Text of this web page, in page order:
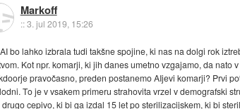
Markoff
::3. jul 2019, 15:26
bo lahko izbrala tudi takšne spojine, ki nas na dolgi rok
Kot npr. komarji, ki jih danes umetno vzgajamo, da
pravočasno, preden postanemo AIjevi komarji? Prvi
To je v vsakem primeru strahovita vrzel v demografski
drugo cepivo, ki bi ga izdal 15 let po sterilizacijskem, ki bi